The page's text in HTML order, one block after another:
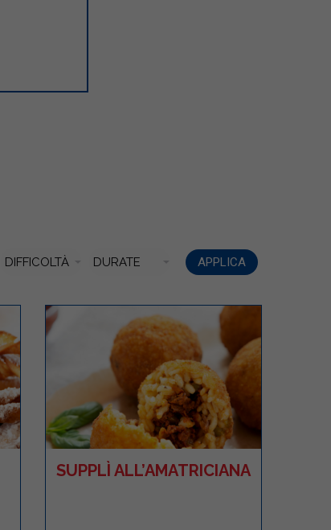
SUPPLÌ ALL’AMATRICIANA